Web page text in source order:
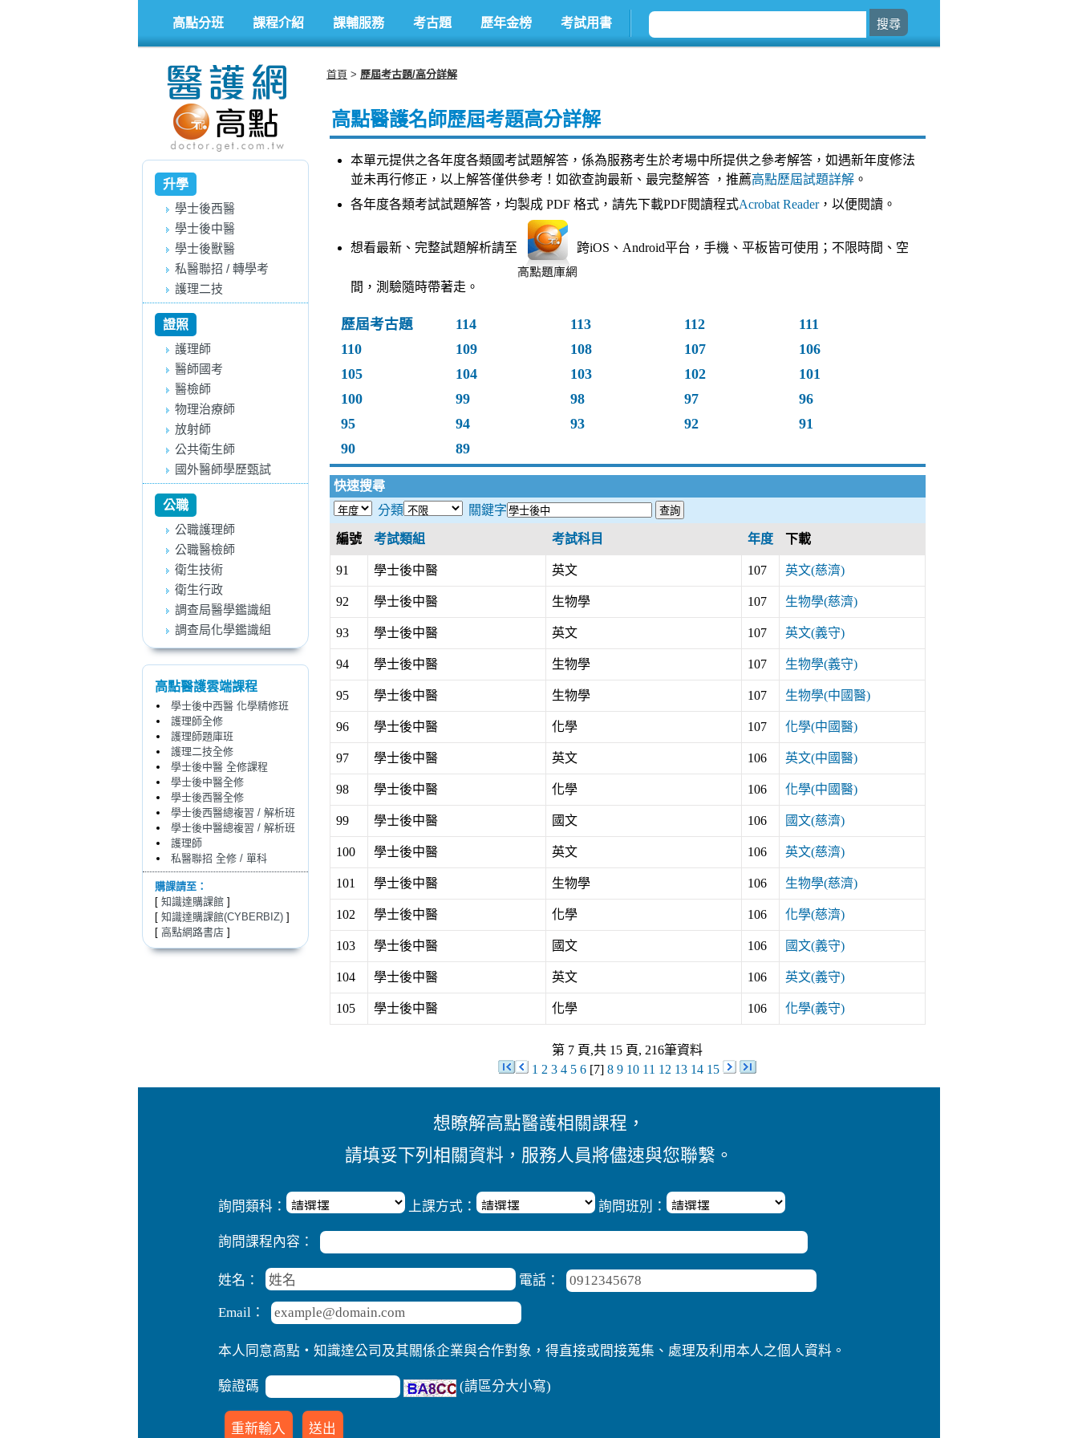
高點分班 課程介紹 課輔服務 考古題 歷年金榜 考試用書
升學
學士後西醫
學士後中醫
學士後獸醫
私醫聯招 / 轉學考
護理二技
證照
護理師
醫師國考
醫檢師
物理治療師
放射師
公共衛生師
國外醫師學歷甄試
公職
公職護理師
公職醫檢師
衛生技術
衛生行政
調查局醫學鑑識組
調查局化學鑑識組
高點醫護雲端課程
學士後中西醫 化學精修班
護理師全修
護理師題庫班
護理二技全修
學士後中醫 全修課程
學士後中醫全修
學士後西醫全修
學士後西醫總複習 / 解析班
學士後中醫總複習 / 解析班
護理師
私醫聯招 全修 / 單科
購課請至：
[ 知識達購課館 ]
[ 知識達購課館(CYBERBIZ) ]
[ 高點網路書店 ]
首頁 歷屆考古題/高分詳解
高點醫護名師歷屆考題高分詳解
本單元提供之各年度各類國考試題解答，係為服務考生於考場中所提供之參考解答，如遇新年度修法
並未再行修正，以上解答僅供參考！如欲查詢最新、最完整解答 ，推薦高點歷屆試題詳解。
各年度各類考試試題解答，均製成 PDF 格式，請先下載PDF閱讀程式Acrobat Reader，以便閱讀。
想看最新、完整試題解析請至 跨iOS、Android平台，手機、平板皆可使用；不限時間、空
間，測驗隨時帶著走。
歷屆考古題 114 113 112
111
110
109 108 107
106
105
104 103 102
101
100
99 98 97
96
95
94 93 92
91
90
89
快速搜尋
分類
關鍵字
編號 考試類組 考試科目 年度 下載
91 學士後中醫 英文 107 英文(慈濟)
92 學士後中醫 生物學 107 生物學(慈濟)
93 學士後中醫 英文 107 英文(義守)
94 學士後中醫 生物學 107 生物學(義守)
95 學士後中醫 生物學 107 生物學(中國醫)
96 學士後中醫 化學 107 化學(中國醫)
97 學士後中醫 英文 106 英文(中國醫)
98 學士後中醫 化學 106 化學(中國醫)
99 學士後中醫 國文 106 國文(慈濟)
100 學士後中醫 英文 106 英文(慈濟)
101 學士後中醫 生物學 106 生物學(慈濟)
102 學士後中醫 化學 106 化學(慈濟)
103 學士後中醫 國文 106 國文(義守)
104 學士後中醫 英文 106 英文(義守)
105 學士後中醫 化學 106 化學(義守)
第 7 頁,共 15 頁, 216筆資料
1 2 3 4 5 6 [7] 8 9 10 11 12 13 14 15
想瞭解高點醫護相關課程，
請填妥下列相關資料，服務人員將儘速與您聯繫。
詢問類科： 上課方式： 詢問班別：
詢問課程內容：
姓名： 電話：
Email：
本人同意高點‧知識達公司及其關係企業與合作對象，得直接或間接蒐集、處理及利用本人之個人資料。
驗證碼 (請區分大小寫)